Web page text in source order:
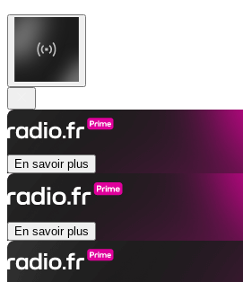
En savoir plus
En savoir plus